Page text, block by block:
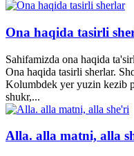
Ona haqida tasirli
Sahifamizda ona haqida
Ona haqida tasirli sherlar.
Kolumbdek yer yuzin kezib
shukr,...
Alla. alla matni, alla